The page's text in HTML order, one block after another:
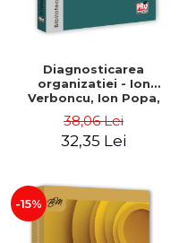
Diagnosticarea
organizatiei - Ion
Verboncu, Ion Popa,
38,06 Lei
32,35 Lei
-15%